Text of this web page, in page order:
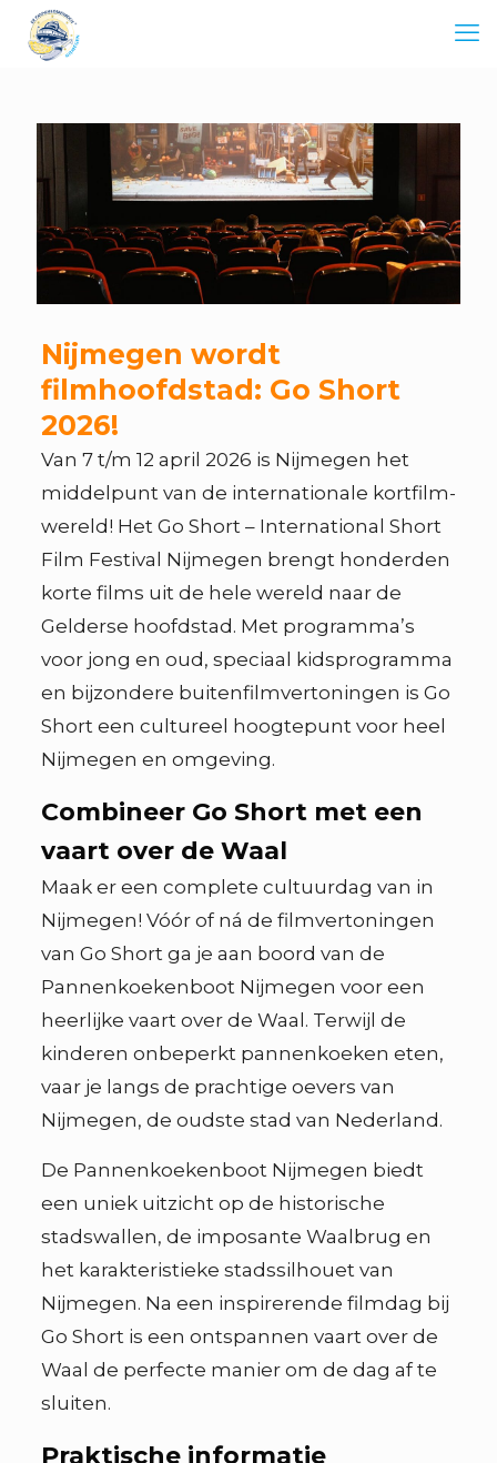
Nijmegen wordt
filmhoofdstad: Go Short
2026!
Van 7 t/m 12 april 2026 is Nijmegen het
middelpunt van de internationale kortfilm-
wereld! Het Go Short – International Short
Film Festival Nijmegen brengt honderden
korte films uit de hele wereld naar de
Gelderse hoofdstad. Met programma’s
voor jong en oud, speciaal kidsprogramma
en bijzondere buitenfilmvertoningen is Go
Short een cultureel hoogtepunt voor heel
Nijmegen en omgeving.
Combineer Go Short met een
vaart over de Waal
Maak er een complete cultuurdag van in
Nijmegen! Vóór of ná de filmvertoningen
van Go Short ga je aan boord van de
Pannenkoekenboot Nijmegen voor een
heerlijke vaart over de Waal. Terwijl de
kinderen onbeperkt pannenkoeken eten,
vaar je langs de prachtige oevers van
Nijmegen, de oudste stad van Nederland.
De Pannenkoekenboot Nijmegen biedt
een uniek uitzicht op de historische
stadswallen, de imposante Waalbrug en
het karakteristieke stadssilhouet van
Nijmegen. Na een inspirerende filmdag bij
Go Short is een ontspannen vaart over de
Waal de perfecte manier om de dag af te
sluiten.
Praktische informatie